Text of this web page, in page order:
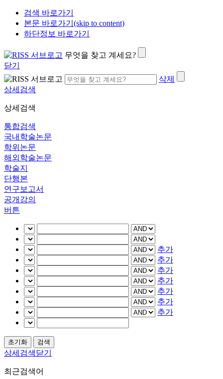
검색 바로가기
본문 바로가기(skip to content)
하단정보 바로가기
무엇을 찾고 계세요?
닫기
삭제
상세검색
상세검색
통합검색
국내학술논문
학위논문
해외학술논문
학술지
단행본
연구보고서
공개강의
버튼
추가
추가
추가
추가
추가
추가
추가
상세검색닫기
최근검색어